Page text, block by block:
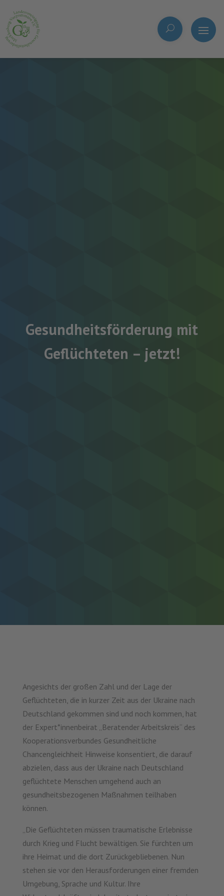
Gesundheitsförderung mit
Geflüchteten – jetzt!
Angesichts der großen Zahl und der Lage der
Geflüchteten, die in kurzer Zeit aus der Ukraine nach
Deutschland gekommen sind und noch kommen, hat
der Expert*innenbeirat „Beratender Arbeitskreis“ des
Kooperationsverbundes Gesundheitliche
Chancengleichheit Hinweise konsentiert, die darauf
abzielen, dass aus der Ukraine nach Deutschland
geflüchtete Menschen umgehend auch an
gesundheitsbezogenen Maßnahmen teilhaben
können.
„Die Geflüchteten müssen traumatische Erlebnisse
durch Krieg und Flucht bewältigen. Sie fürchten um
ihre Heimat und die dort Zurückgebliebenen. Nun
stehen sie vor den Herausforderungen einer fremden
Umgebung, Sprache und Kultur. Ihre